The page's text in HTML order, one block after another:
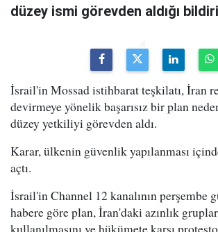
düzey ismi görevden aldığı
İsrail'in Mossad istihbarat teşkilatı, İran
devirmeye yönelik başarısız bir plan
düzey yetkiliyi görevden aldı.
Karar, ülkenin güvenlik yapılanması
açtı.
İsrail'in Channel 12 kanalının perşembe
habere göre plan, İran'daki azınlık